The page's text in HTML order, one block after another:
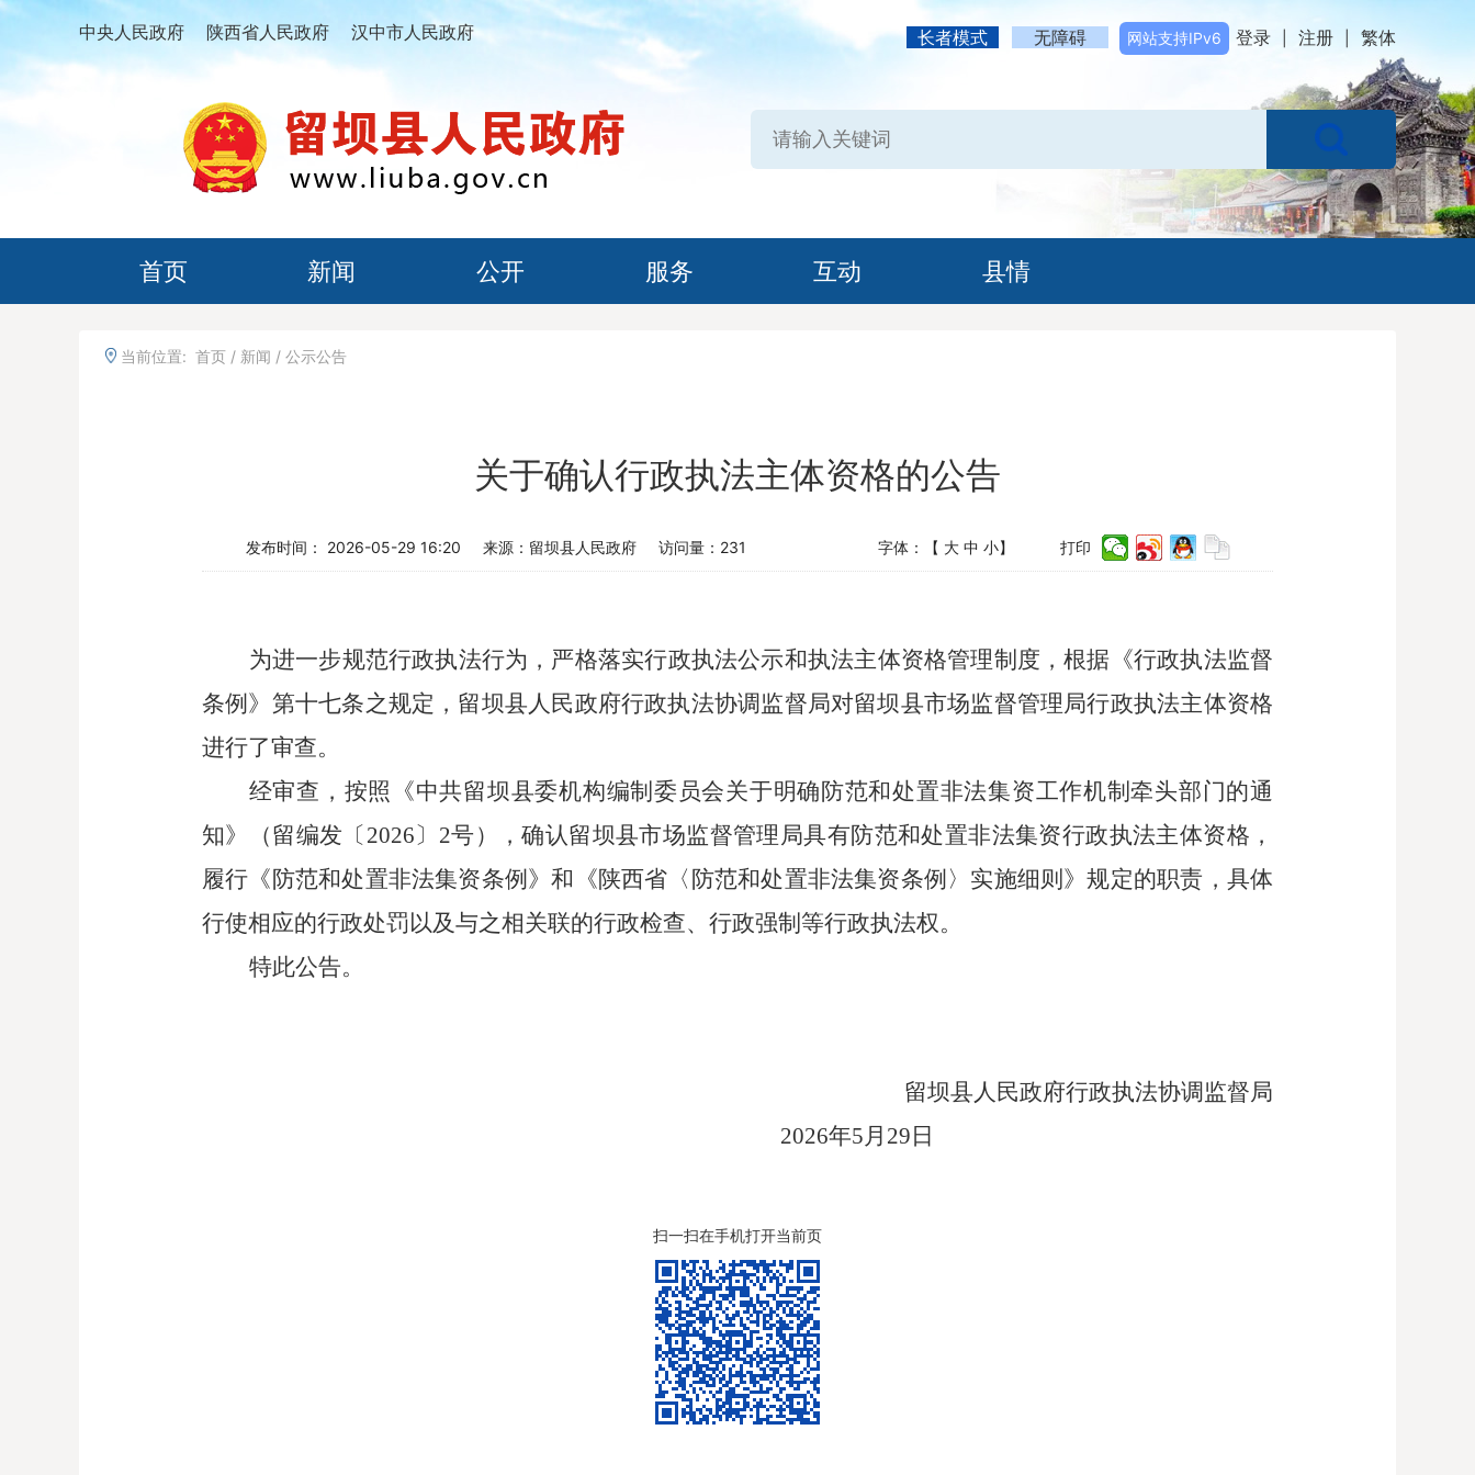
中央人民政府 陕西省人民政府 汉中市人民政府 长者模式 无障碍 网站支持IPv6 登录 注册 繁体
首页 新闻 公开 服务 互动 县情
当前位置: 首页 / 新闻 / 公示公告
关于确认行政执法主体资格的公告
发布时间： 2026-05-29 16:20 来源：留坝县人民政府 访问量： 231 字体：【 大 中 小】 打印
为进一步规范行政执法行为，严格落实行政执法公示和执法主体资格管理制度，根据《行政执法监督
条例》第十七条之规定， 留坝县人民政府行政执法协调监督局对留坝县市场监督管理局行政执法主体资格
进行了审查。
经审查，按照《中共留坝县委机构编制委员会关于明确防范和处置非法集资工作机制牵头部门的通
知》（留编发〔 2026〕 2号），确认留坝县市场监督管理局具有防范和处置非法集资行政执法主体资格，
履行《防范和处置非法集资条例》和《陕西省〈防范和处置非法集资条例〉实施细则》规定的职责，具体
行使相应的行政处罚以及与之相关联的行政检查、行政强制等行政执法权。
特此公告。
留坝县人民政府行政执法协调监督局
2026年5月 29 日
扫一扫在手机打开当前页